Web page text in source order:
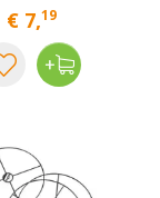
€ 7,19